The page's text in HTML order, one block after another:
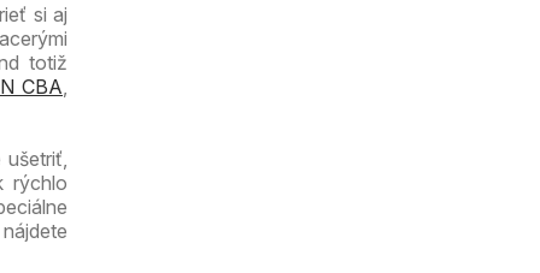
si aj
totiž
CBA
rýchlo